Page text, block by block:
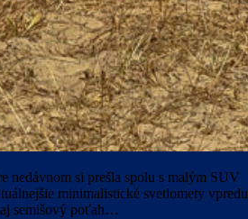
nedávnom si prešla spolu s malým SUV
minimalistické svetlomety vpredu
aj semišový poťah…